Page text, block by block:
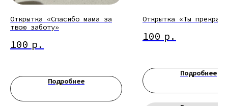
Открытка «Спасибо мама за
твою заботу»
100 р.
Подробнее
Открытка «Ты
100 р.
Подробнее